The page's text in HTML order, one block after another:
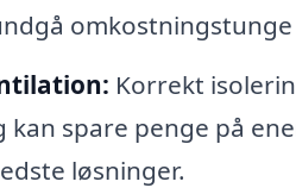
Korrekt
spare penge på
løsninger.